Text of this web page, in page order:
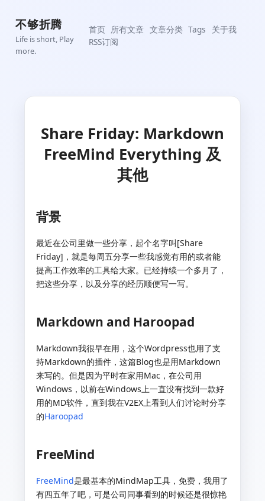
不够折腾
Life is short, Play
more.
首页 所有文章 文章分类 Tags
关于我
RSS订阅
Share Friday: Markdown
FreeMind Everything 及
其他
背景
最近在公司里做一些分享，起个名字叫[Share
Friday]，就是每周五分享一些我感觉有用的或者能
提高工作效率的工具给大家。已经持续一个多月了，
把这些分享，以及分享的经历顺便写一写。
Markdown and Haroopad
Markdown我很早在用，这个Wordpress也用了支
持Markdown的插件，这篇Blog也是用Markdown
来写的。但是因为平时在家用Mac，在公司用
Windows，以前在Windows上一直没有找到一款好
用的MD软件，直到我在V2EX上看到人们讨论时分享
的Haroopad
FreeMind
FreeMind是最基本的MindMap工具，免费，我用了
有四五年了吧，可是公司同事看到的时候还是很惊艳